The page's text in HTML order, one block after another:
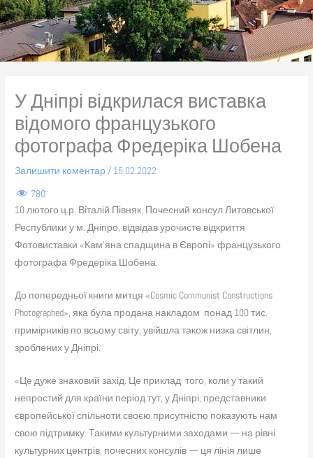
У Дніпрі відкрилася виставка
відомого французького
фотографа Фредеріка Шобена
Залишити коментар/ 15.02.2022
780
10 лютого ц.р. Віталій Півняк, Почесний консул Литовської
Республики у м. Дніпро, відвідав урочисте відкриття
Фотовиставки «Кам’яна спадщина в Європі» французького
фотографа Фредеріка Шобена.
До попередньої книги митця «Cosmic Communist Constructions
Photographed», яка була продана накладом понад 100 тис.
примірників по всьому світу, увійшла також низка світлин,
зроблених у Дніпрі.
«Це дуже знаковий захід. Це приклад того, коли у такий
непростий для країни період тут, у Дніпрі, представники
європейської спільноти своєю присутністю показують нам
свою підтримку. Такими культурними заходами — на рівні
культурних центрів, почесних консулів — ця лінія лише